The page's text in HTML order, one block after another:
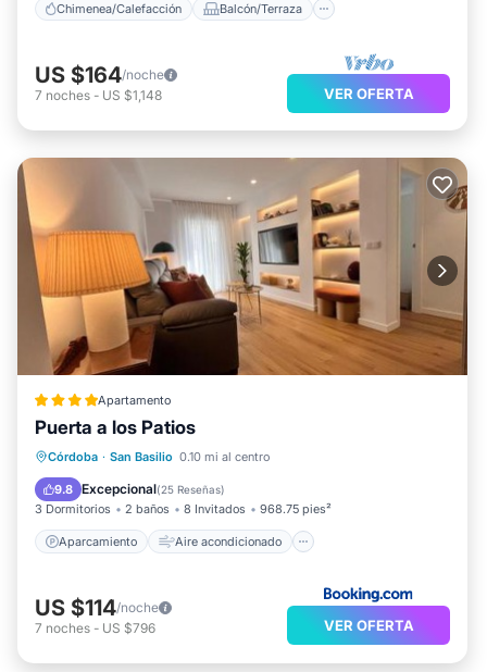
Chimenea/Calefacción Balcón/Terraza
US $164/noche
7 noches - US $1,148 VER OFERTA
Apartamento
Puerta a los Patios
Córdoba · San Basilio 0.10 mi al centro
9.8 Excepcional(25 Reseñas)
3 Dormitorios 2 baños 8 Invitados 968.75 pies²
Aparcamiento Aire acondicionado
Aparcamiento
Aire acondicionado
Internet
Apto para niños
US $114/noche
7 noches - US $796 VER OFERTA